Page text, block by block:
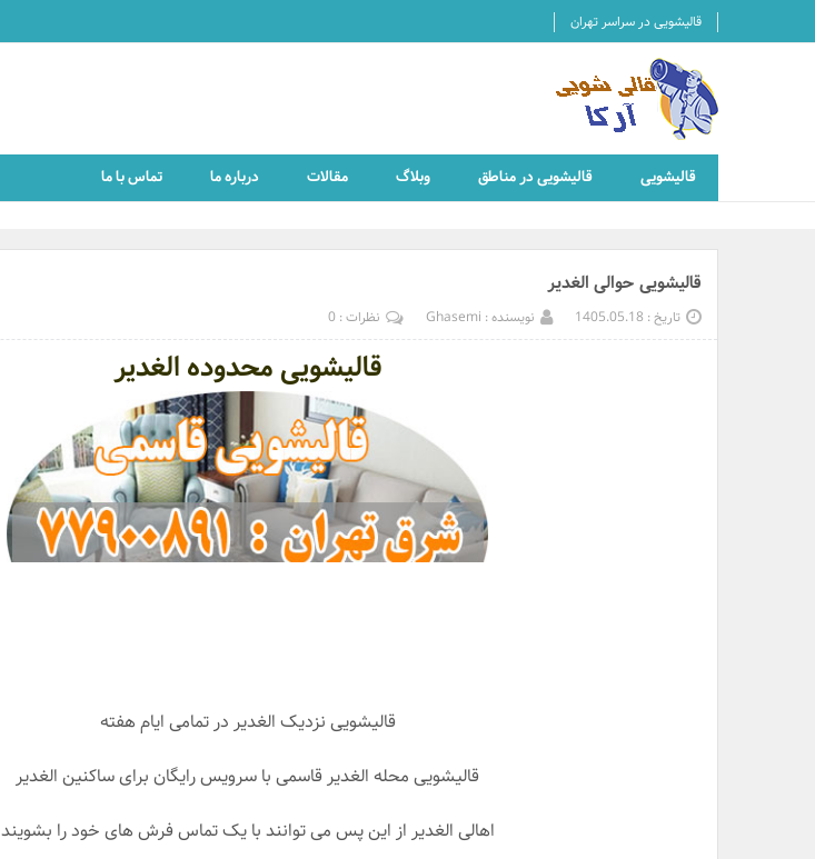
قالیشویی در سراسر تهران
قالیشویی قالیشویی در مناطق وبلاگ مقالات درباره ما تماس با ما
قالیشویی حوالی الغدیر
تاریخ : 1405.05.18 نویسنده : Ghasemi نظرات : 0
قالیشویی محدوده الغدیر
قالیشویی نزدیک الغدیر در تمامی ایام هفته
قالیشویی محله الغدیر قاسمی با سرویس رایگان برای ساکنین الغدیر
اهالی الغدیر از این پس می توانند با یک تماس فرش های خود را بشویند